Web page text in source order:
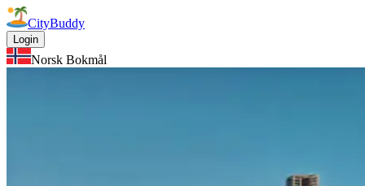
CityBuddy
Login
Norsk Bokmål